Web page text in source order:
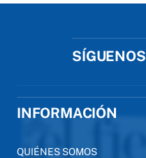
SÍGUENOS
INFORMACIÓN
QUIÉNES SOMOS